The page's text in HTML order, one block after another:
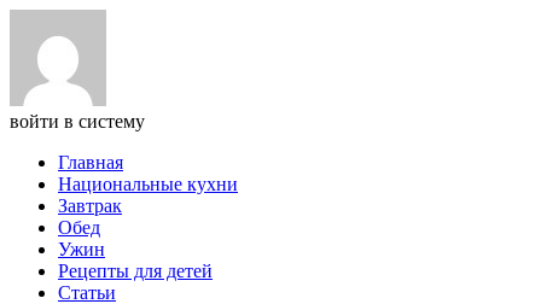
войти в систему
Главная
Национальные кухни
Завтрак
Обед
Ужин
Рецепты для детей
Статьи